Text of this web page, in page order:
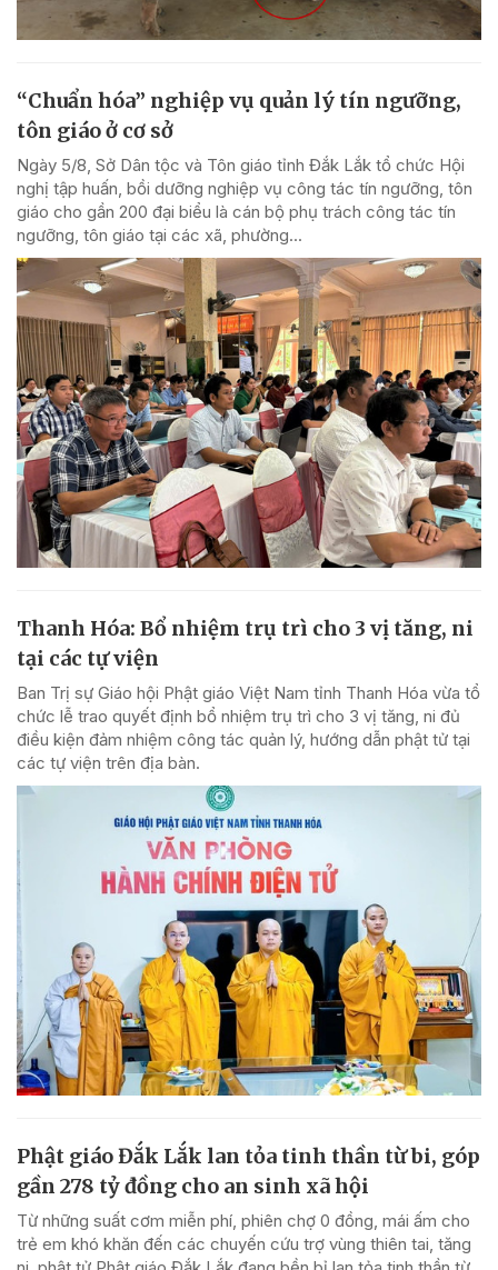
“Chuẩn hóa” nghiệp vụ quản lý tín ngưỡng,
tôn giáo ở cơ sở
Ngày 5/8, Sở Dân tộc và Tôn giáo tỉnh Đắk Lắk tổ chức Hội
nghị tập huấn, bồi dưỡng nghiệp vụ công tác tín ngưỡng, tôn
giáo cho gần 200 đại biểu là cán bộ phụ trách công tác tín
ngưỡng, tôn giáo tại các xã, phường...
Thanh Hóa: Bổ nhiệm trụ trì cho 3 vị tăng, ni
tại các tự viện
Ban Trị sự Giáo hội Phật giáo Việt Nam tỉnh Thanh Hóa vừa tổ
chức lễ trao quyết định bổ nhiệm trụ trì cho 3 vị tăng, ni đủ
điều kiện đảm nhiệm công tác quản lý, hướng dẫn phật tử tại
các tự viện trên địa bàn.
Phật giáo Đắk Lắk lan tỏa tinh thần từ bi, góp
gần 278 tỷ đồng cho an sinh xã hội
Từ những suất cơm miễn phí, phiên chợ 0 đồng, mái ấm cho
trẻ em khó khăn đến các chuyến cứu trợ vùng thiên tai, tăng